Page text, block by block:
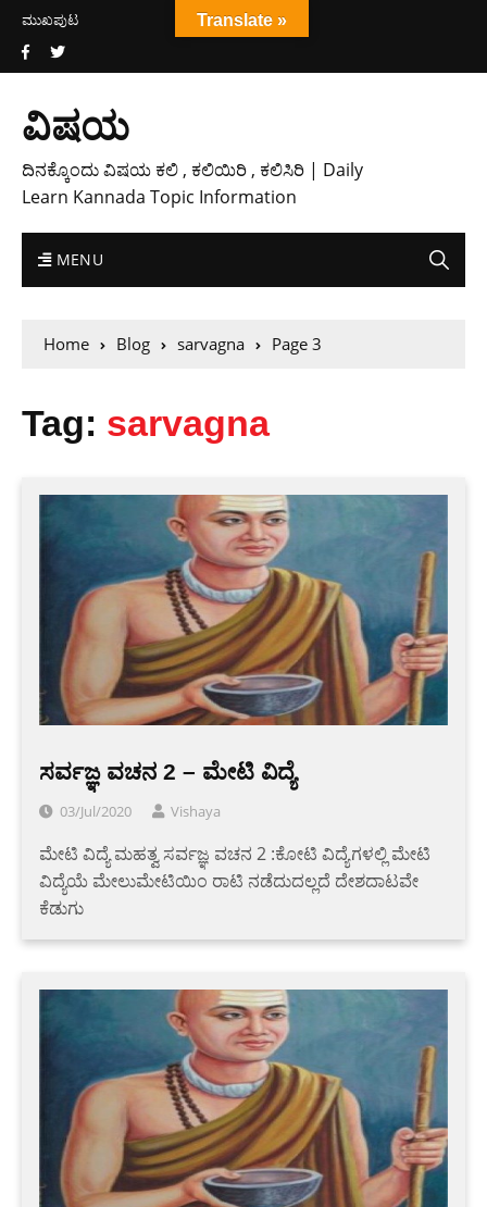
ಮುಖಪುಟ
ವಿಷಯ
ದಿನಕ್ಕೊಂದು ವಿಷಯ ಕಲಿ , ಕಲಿಯಿರಿ , ಕಲಿಸಿರಿ | Daily
Learn Kannada Topic Information
MENU
Home Blog sarvagna Page 3
Tag: sarvagna
ಸರ್ವಜ್ಞ ವಚನ 2 – ಮೇಟಿ ವಿದ್ಯೆ
03/Jul/2020 Vishaya
ಮೇಟಿ ವಿದ್ಯೆ ಮಹತ್ವ ಸರ್ವಜ್ಞ ವಚನ 2 :ಕೋಟಿ ವಿದ್ಯೆಗಳಲ್ಲಿ ಮೇಟಿ
ವಿದ್ಯೆಯೆ ಮೇಲುಮೇಟಿಯಿಂ ರಾಟಿ ನಡೆದುದಲ್ಲದೆ ದೇಶದಾಟವೇ
ಕೆಡುಗು
Translate »